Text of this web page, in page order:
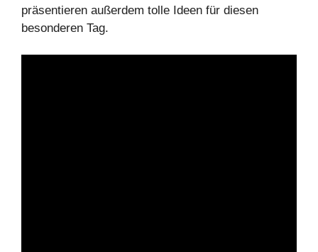
präsentieren außerdem tolle Ideen für diesen
besonderen Tag.